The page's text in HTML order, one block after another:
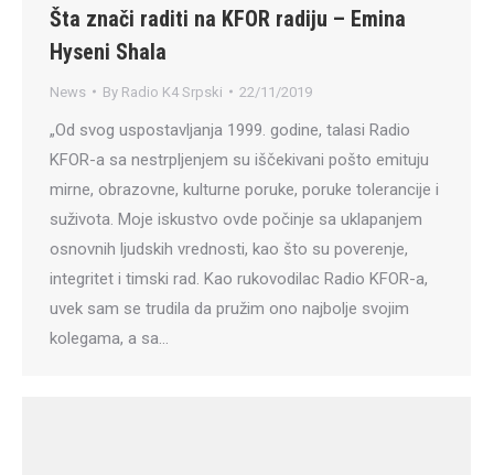
Šta znači raditi na KFOR radiju – Emina
Hyseni Shala
News By Radio K4 Srpski 22/11/2019
„Od svog uspostavljanja 1999. godine, talasi Radio
KFOR-a sa nestrpljenjem su iščekivani pošto emituju
mirne, obrazovne, kulturne poruke, poruke tolerancije i
suživota. Moje iskustvo ovde počinje sa uklapanjem
osnovnih ljudskih vrednosti, kao što su poverenje,
integritet i timski rad. Kao rukovodilac Radio KFOR-a,
uvek sam se trudila da pružim ono najbolje svojim
kolegama, a sa…